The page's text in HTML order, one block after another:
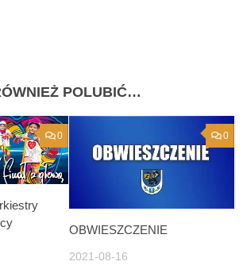
POLUBIĆ…
0 0
OBWIESZCZENIE
2021-08-16